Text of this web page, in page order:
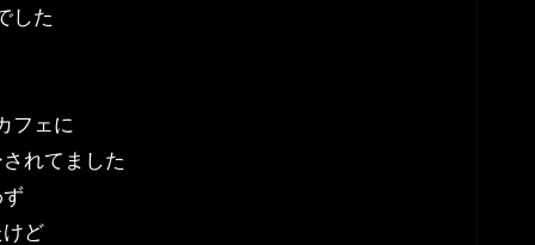
した
フェに
れてました
ど